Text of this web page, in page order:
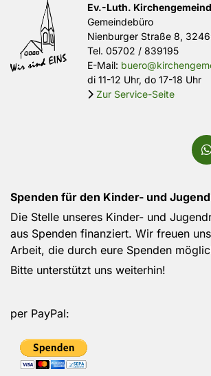
Ev.-Luth.
Gemeindebüro
Nienburger Straße 8,
Tel. 05702 / 839195
E-Mail:
di 11-12 Uhr, do 17-18 Uhr
 Zur Service-Seite
Spenden für den Kinder- und
Die Stelle unseres Kinder- und
aus Spenden finanziert. Wir freuen
Arbeit, die durch eure Spenden
Bitte unterstützt uns weiterhin!
per PayPal: